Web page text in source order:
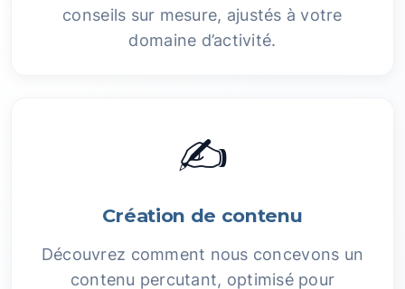
conseils sur mesure, ajustés à votre
domaine d’activité.
✍️
Création de contenu
Découvrez comment nous concevons un
contenu percutant, optimisé pour